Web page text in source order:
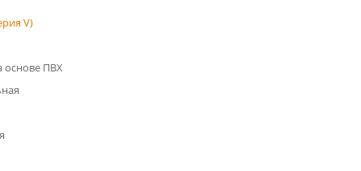
V)
основе ПВХ